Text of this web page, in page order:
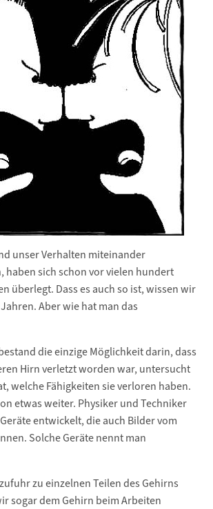
unser Verhalten miteinander
haben sich schon vor vielen hundert
überlegt. Dass es auch so ist, wissen wir
Aber wie hat man das
die einzige Möglichkeit darin, dass
Hirn verletzt worden war, untersucht
welche Fähigkeiten sie verloren haben.
etwas weiter. Physiker und Techniker
entwickelt, die auch Bilder vom
Solche Geräte nennt man
zu einzelnen Teilen des Gehirns
sogar dem Gehirn beim Arbeiten